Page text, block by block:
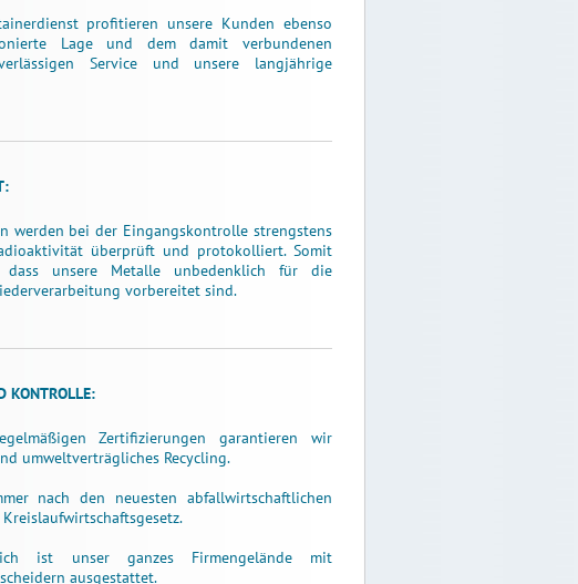
profitieren unsere Kunden ebenso
Lage und dem damit verbundenen
Service und unsere langjährige
werden bei der Eingangskontrolle strengstens
überprüft und protokolliert. Somit
unsere Metalle unbedenklich für die
vorbereitet sind.
KONTROLLE:
Zertifizierungen garantieren wir
umweltverträgliches Recycling.
nach den neuesten abfallwirtschaftlichen
ist unser ganzes Firmengelände mit
ausgestattet.